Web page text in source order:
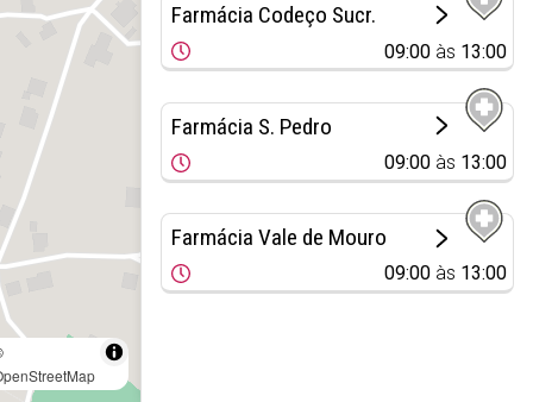
Farmácia Codeço Sucr.
09:00 às 13:00
Farmácia S. Pedro
09:00 às 13:00
Farmácia Vale de Mouro
09:00 às 13:00